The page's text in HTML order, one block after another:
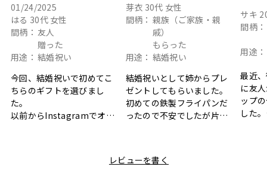
01/24/2025
はる 30代 女性
間柄： 友人
贈った
用途： 結婚祝い
今回、結婚祝いで初めてこ
ちらのギフトを選びまし
た。
以前からInstagramでオシ
と大好きなカレーのセット
芽衣 30代 女性
間柄： 親族（ご家族・親
戚）
もらった
用途： 結婚祝い
結婚祝いとして姉からプレ
ゼントしてもらいました。
初めての鉄製フライパンだ
ったので不安でしたが片手
利です。洗い物も減って一
サキ
間柄：
用途：
最近
に友
ップ
した。
レビューを書く